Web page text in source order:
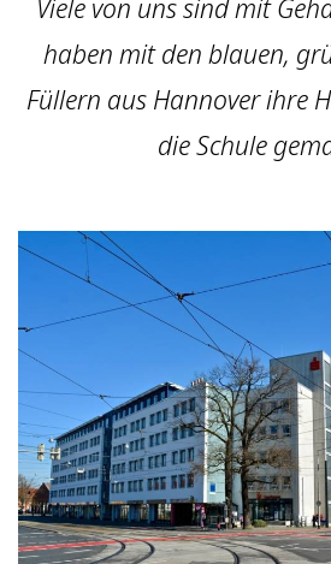
Viele von uns sind mit
haben mit den blauen,
Füllern aus Hannover ihre
die Schule